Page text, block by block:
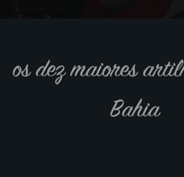
os dez maiores
Bahia